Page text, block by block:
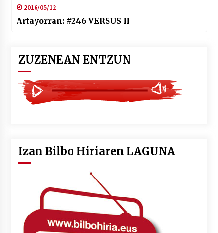
2016/05/12
Artayorran: #246 VERSUS II
ZUZENEAN ENTZUN
Izan Bilbo Hiriaren LAGUNA